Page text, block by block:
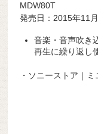
MDW80T
発売日：2015年11
音楽・音声吹き
再生に繰り返し
・ソニーストア｜ミ